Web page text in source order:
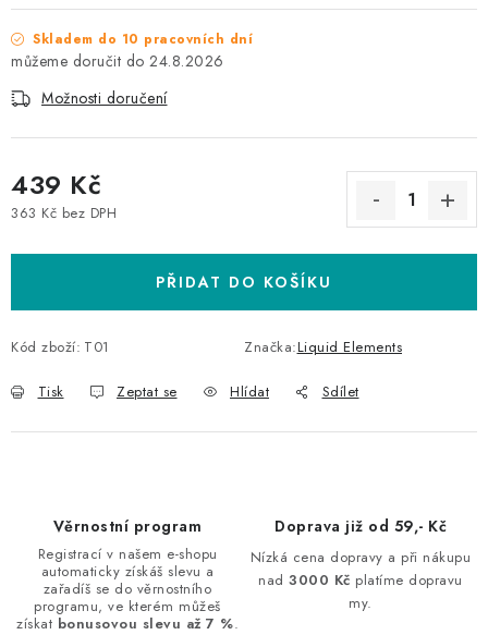
Skladem do 10 pracovních dní
24.8.2026
Možnosti doručení
439 Kč
363 Kč bez DPH
PŘIDAT DO KOŠÍKU
Kód zboží: T01 Značka:Liquid Elements
Tisk Zeptat se Hlídat Sdílet
Věrnostní program
Registrací v našem e-shopu
automaticky získáš slevu a
zařadíš se do věrnostního
programu, ve kterém můžeš
získat bonusovou slevu až 7 %.
Doprava již od 59,- Kč
Nízká cena dopravy a při nákupu
nad3000 Kč platíme dopravu
my.